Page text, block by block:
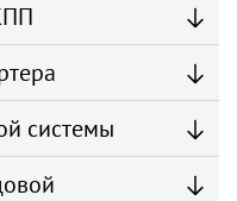
системы